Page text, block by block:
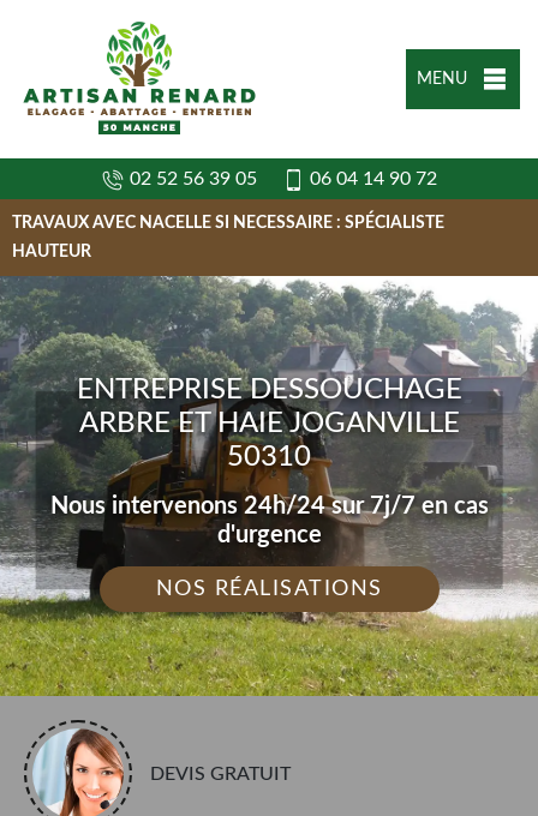
MENU
02 52 56 39 05 06 04 14 90 72
TRAVAUX AVEC NACELLE SI NECESSAIRE : SPÉCIALISTE
HAUTEUR
ENTREPRISE DESSOUCHAGE
ARBRE ET HAIE JOGANVILLE
50310
Nous intervenons 24h/24 sur 7j/7 en cas
d'urgence
NOS RÉALISATIONS
DEVIS GRATUIT